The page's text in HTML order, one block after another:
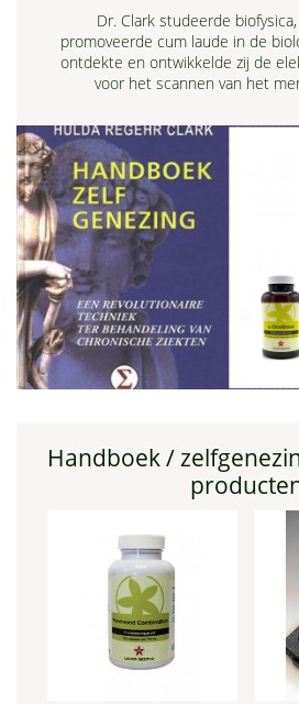
Dr. Clark studeerde
promoveerde cum laude in de
ontdekte en ontwikkelde zij de
voor het scannen van het
Handboek /